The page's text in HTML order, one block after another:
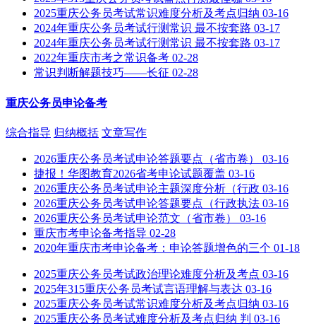
2025重庆公务员考试常识难度分析及考点归纳 03-16
2024年重庆公务员考试行测常识 最不按套路 03-17
2024年重庆公务员考试行测常识 最不按套路 03-17
2022年重庆市考之常识备考 02-28
常识判断解题技巧——长征 02-28
重庆公务员申论备考
综合指导 归纳概括 文章写作
2026重庆公务员考试申论答题要点（省市卷） 03-16
捷报！华图教育2026省考申论试题覆盖 03-16
2026重庆公务员考试申论主题深度分析（行政 03-16
2026重庆公务员考试申论答题要点（行政执法 03-16
2026重庆公务员考试申论范文（省市卷） 03-16
重庆市考申论备考指导 02-28
2020年重庆市考申论备考：申论答题增色的三个 01-18
2025重庆公务员考试政治理论难度分析及考点 03-16
2025年315重庆公务员考试言语理解与表达 03-16
2025重庆公务员考试常识难度分析及考点归纳 03-16
2025重庆公务员考试难度分析及考点归纳 判 03-16